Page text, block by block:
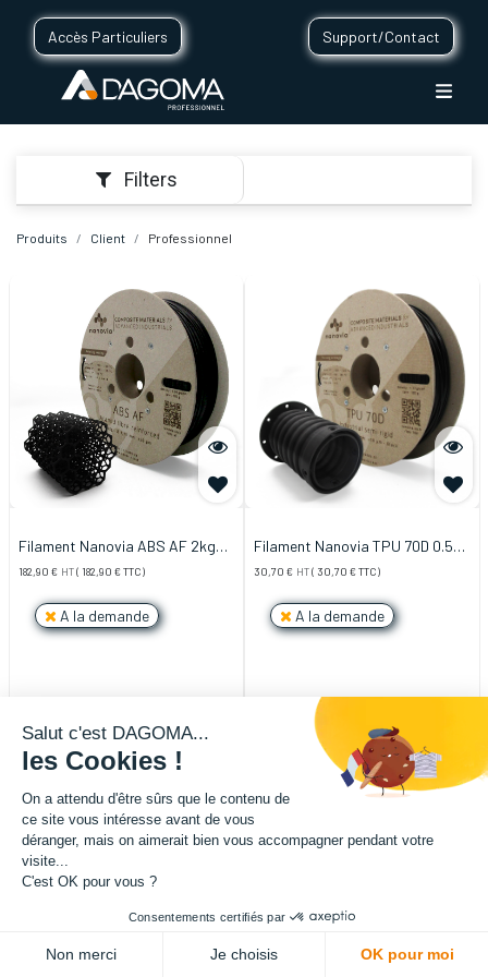
Accès Particuliers Support/Contact
Filters
Produits Client Professionnel
Filament Nanovia ABS AF 2kg
1.75mm Noir
182,90 € HT( 182,90 €TTC)
A la demande
Filament Nanovia TPU 70D 0.5kg
1.75mm Noir
30,70 € HT( 30,70 €TTC)
A la demande
Salut c'est DAGOMA...
les Cookies !
On a attendu d'être sûrs que le contenu de
ce site vous intéresse avant de vous
déranger, mais on aimerait bien vous accompagner pendant votre
visite...
C'est OK pour vous ?
Consentements certifiés par
Non merci Je choisis OK pour moi